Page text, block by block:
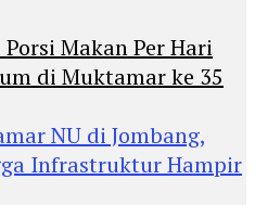
Makan Per Hari
di Muktamar ke 35